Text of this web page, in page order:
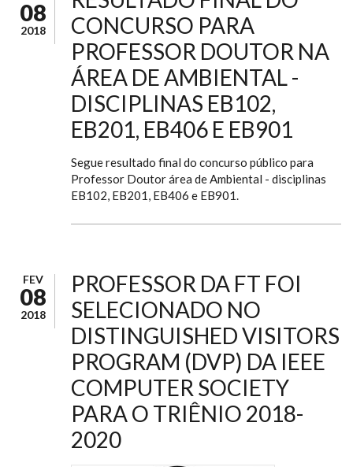
08
2018
CONCURSO PARA
PROFESSOR DOUTOR NA
ÁREA DE AMBIENTAL -
DISCIPLINAS EB102,
EB201, EB406 E EB901
Segue resultado final do concurso público para
Professor Doutor área de Ambiental - disciplinas
EB102, EB201, EB406 e EB901.
FEV
08
2018
PROFESSOR DA FT FOI
SELECIONADO NO
DISTINGUISHED VISITORS
PROGRAM (DVP) DA IEEE
COMPUTER SOCIETY
PARA O TRIÊNIO 2018-
2020